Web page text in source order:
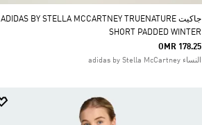
جاكيت ADIDAS BY STELLA MCCARTNEY TRUENATURE
SHORT PADDED WINTER
OMR 178.25
النساء adidas by Stella McCartney